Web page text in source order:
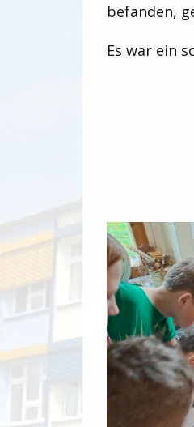
befanden,
Es war ein